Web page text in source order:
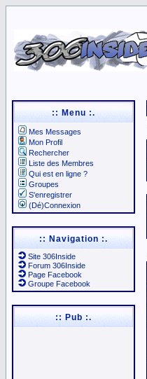
:: Menu :.
Mes Messages
Mon Profil
Rechercher
Liste des Membres
Qui est en ligne ?
Groupes
S'enregistrer
(Dé)Connexion
:: Navigation :.
Site 306Inside
Forum 306Inside
Page Facebook
Groupe Facebook
:: Pub :.